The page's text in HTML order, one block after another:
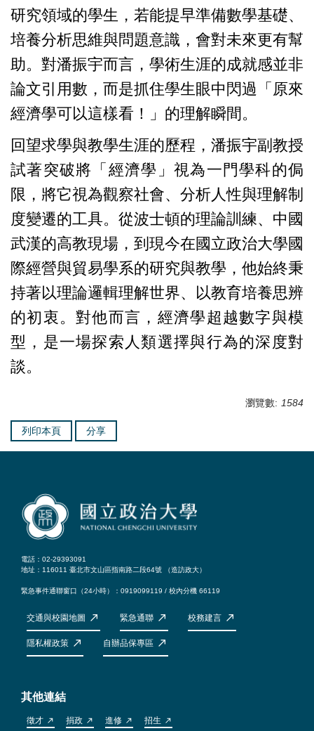
研究領域的學生，若能提早準備數學基礎、
培養分析思維與問題意識，會對未來更有幫
助。對潘振宇而言，學術生涯的成就感並非
論文引用數，而是抓住學生眼中閃過「原來
經濟學可以這樣看！」的理解瞬間。
回望求學與教學生涯的歷程，潘振宇副教授
試著突破將「經濟學」視為一門學科的侷
限，將它視為觀察社會、分析人性與理解制
度變遷的工具。從波士頓的理論訓練、中國
武漢的高教現場，到現今在國立政治大學國
際經營與貿易學系的研究與教學，他始終秉
持著以理論邏輯理解世界、以教育培養思辨
的初衷。對他而言，經濟學超越數字與模
型，是一場探索人類選擇與行為的深度對
談。
瀏覽數: 1584
列印本頁 分享
電話：02-29393091
地址：116011 臺北市文山區指南路二段64號 （造訪政大）
緊急事件通聯窗口（24小時）：0919099119 / 校內分機 66119
交通與校園地圖 緊急通聯 校務建言
隱私權政策 自辦品保專區
其他連結
徵才 捐政 進修 招生